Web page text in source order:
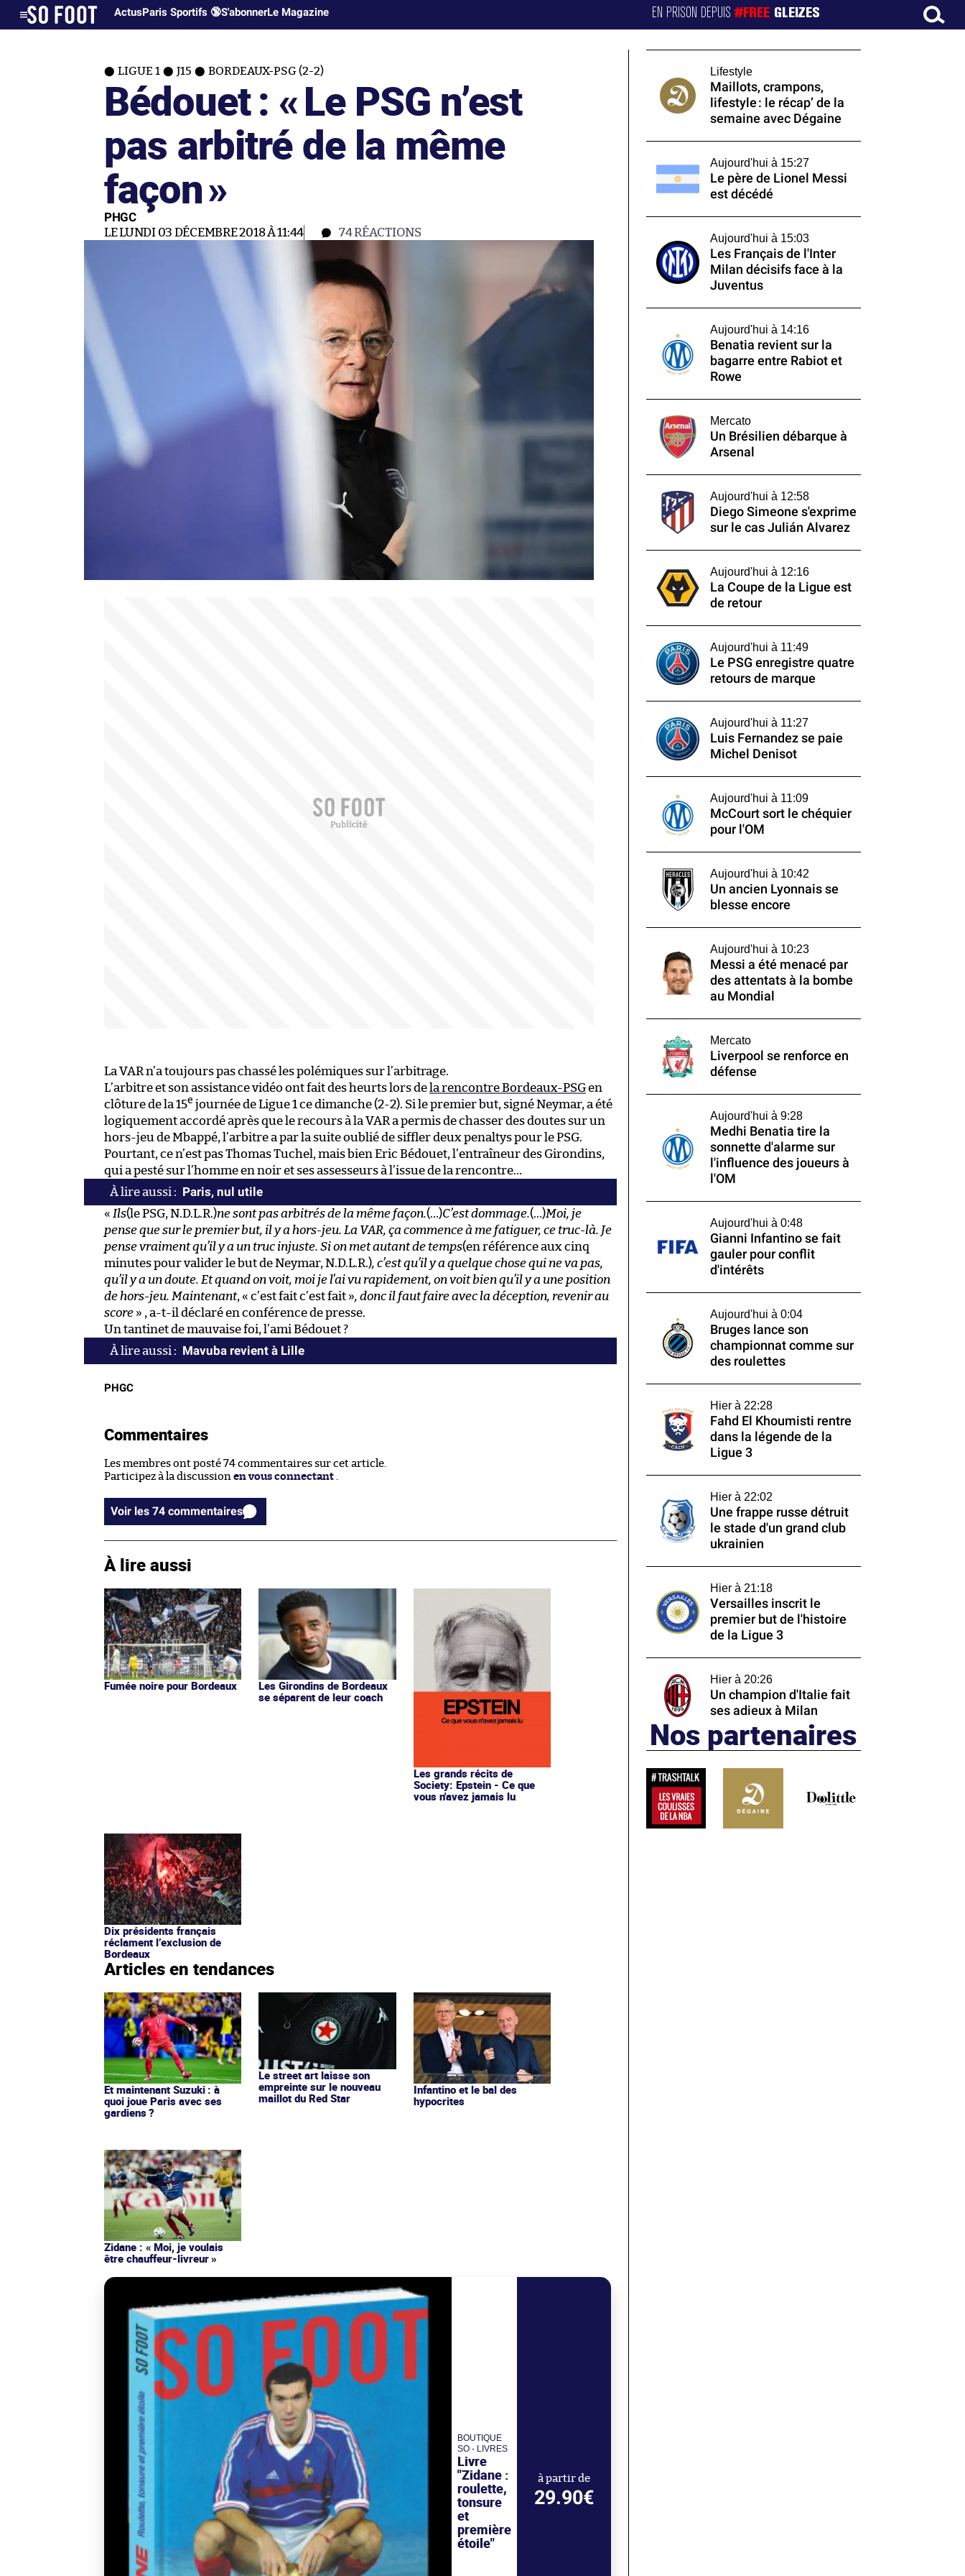
ActusParis Sportifs 🔞S'abonnerLe Magazine EN PRISON DEPUIS#FREE GLEIZES
LIGUE 1 J15 BORDEAUX-PSG (2-2)
Bédouet : «Le PSG n’est
pas arbitré de la même
façon»
PHGC
LE LUNDI 03 DÉCEMBRE 2018 À 11:44 74RÉACTIONS
La VAR n’a toujours pas chassé les polémiques sur l’arbitrage.
L’arbitre et son assistance vidéo ont fait des heurts lors de la rencontre Bordeaux-PSGen
clôture de la 15e journée de Ligue 1 ce dimanche (2-2). Si le premier but, signé Neymar, a été
logiquement accordé après que le recours à la VAR a permis de chasser des doutes sur un
hors-jeu de Mbappé, l’arbitre a par la suite oublié de siffler deux penaltys pour le PSG.
Pourtant, ce n’est pas Thomas Tuchel, mais bien Eric Bédouet, l’entraîneur des Girondins,
qui a pesté sur l’homme en noir et ses assesseurs à l’issue de la rencontre…
Paris, nul utile
« Ils(le PSG, N.D.L.R.)ne sont pas arbitrés de la même façon.(…)C’est dommage.(…)Moi, je
pense que sur le premier but, il y a hors-jeu. La VAR, ça commence à me fatiguer, ce truc-là. Je
pense vraiment qu’il y a un truc injuste. Si on met autant de temps(en référence aux cinq
minutes pour valider le but de Neymar, N.D.L.R.), c’est qu’il y a quelque chose qui ne va pas,
qu’il y a un doute. Et quand on voit, moi je l’ai vu rapidement, on voit bien qu’il y a une position
de hors-jeu. Maintenant, « c’est fait c’est fait », donc il faut faire avec la déception, revenir au
score » , a-t-il déclaré en conférence de presse.
Un tantinet de mauvaise foi, l’ami Bédouet ?
Mavuba revient à Lille
PHGC
Commentaires
Les membres ont posté 74 commentaires sur cet article.
Participez à la discussion en vous connectant .
Voir les 74 commentaires
À lire aussi
Fumée noire pour Bordeaux
Les Girondins de Bordeaux
se séparent de leur coach
Les grands récits de
Society: Epstein - Ce que
vous n'avez jamais lu
Dix présidents français
réclament l’exclusion de
Bordeaux
Articles en tendances
Et maintenant Suzuki : à
quoi joue Paris avec ses
gardiens ?
Le street art laisse son
empreinte sur le nouveau
maillot du Red Star
Infantino et le bal des
hypocrites
Zidane : « Moi, je voulais
être chauffeur-livreur »
BOUTIQUE
SO - LIVRES
Livre
"Zidane :
roulette,
tonsure
et
première
étoile"
à partir de
29.90€
Lifestyle
Maillots, crampons,
lifestyle : le récap’ de la
semaine avec Dégaine
Aujourd'hui à 15:27
Le père de Lionel Messi
est décédé
Aujourd'hui à 15:03
Les Français de l'Inter
Milan décisifs face à la
Juventus
Aujourd'hui à 14:16
Benatia revient sur la
bagarre entre Rabiot et
Rowe
Mercato
Un Brésilien débarque à
Arsenal
Aujourd'hui à 12:58
Diego Simeone s'exprime
sur le cas Julián Alvarez
Aujourd'hui à 12:16
La Coupe de la Ligue est
de retour
Aujourd'hui à 11:49
Le PSG enregistre quatre
retours de marque
Aujourd'hui à 11:27
Luis Fernandez se paie
Michel Denisot
Aujourd'hui à 11:09
McCourt sort le chéquier
pour l'OM
Aujourd'hui à 10:42
Un ancien Lyonnais se
blesse encore
Aujourd'hui à 10:23
Messi a été menacé par
des attentats à la bombe
au Mondial
Mercato
Liverpool se renforce en
défense
Aujourd'hui à 9:28
Medhi Benatia tire la
sonnette d'alarme sur
l'influence des joueurs à
l'OM
Aujourd'hui à 0:48
Gianni Infantino se fait
gauler pour conflit
d'intérêts
Aujourd'hui à 0:04
Bruges lance son
championnat comme sur
des roulettes
Hier à 22:28
Fahd El Khoumisti rentre
dans la légende de la
Ligue 3
Hier à 22:02
Une frappe russe détruit
le stade d'un grand club
ukrainien
Hier à 21:18
Versailles inscrit le
premier but de l'histoire
de la Ligue 3
Hier à 20:26
Un champion d'Italie fait
ses adieux à Milan
Nos partenaires